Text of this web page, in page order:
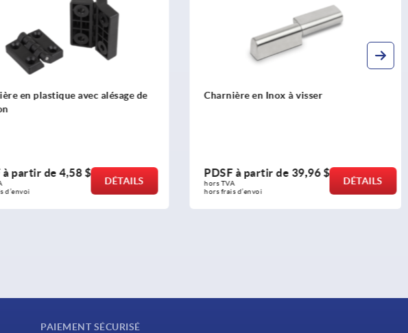
Charnière en Inox à visser
PDSF à partir de39,96 $
hors TVA
hors frais d’envoi
DÉTAILS
Demi-charnières en aluminium,
PDSF à partir de5,14 $
hors TVA
hors frais d’envoi
DÉTAILS
PAIEMENT SÉCURISÉ